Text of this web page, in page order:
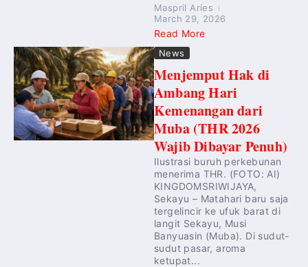
Maspril Aries
March 29, 2026
Read More
News
Menjemput Hak di
Ambang Hari
Kemenangan dari
Muba (THR 2026
Wajib Dibayar Penuh)
Ilustrasi buruh perkebunan
menerima THR. (FOTO: AI)
KINGDOMSRIWIJAYA,
Sekayu – Matahari baru saja
tergelincir ke ufuk barat di
langit Sekayu, Musi
Banyuasin (Muba). Di sudut-
sudut pasar, aroma
ketupat...